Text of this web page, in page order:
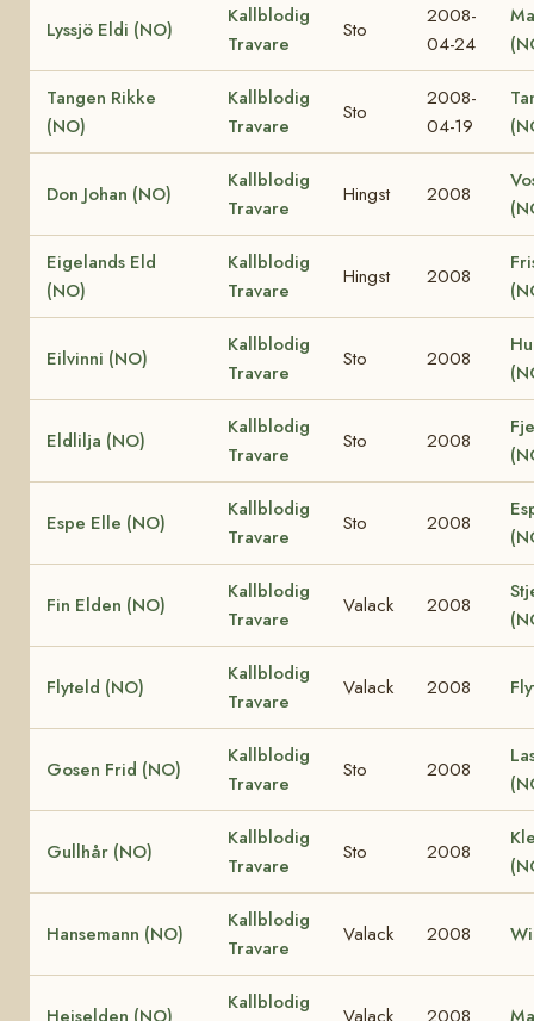
Lyssjö Eldi (NO)
Kallblodig
Travare
Sto
2008-
04-24
Tangen Rikke
(NO)
Kallblodig
Travare
Sto
2008-
04-19
Don Johan (NO)
Kallblodig
Travare
Hingst 2008
Eigelands Eld
(NO)
Kallblodig
Travare
Hingst 2008
Eilvinni (NO)
Kallblodig
Travare
Sto 2008
Eldlilja (NO)
Kallblodig
Travare
Sto 2008
Espe Elle (NO)
Kallblodig
Travare
Sto 2008
Fin Elden (NO)
Kallblodig
Travare
Valack 2008
Flyteld (NO)
Kallblodig
Travare
Valack 2008
Gosen Frid (NO)
Kallblodig
Travare
Sto 2008
Gullhår (NO)
Kallblodig
Travare
Sto 2008
Hansemann (NO)
Kallblodig
Travare
Valack 2008
Heiselden (NO)
Kallblodig
Valack 2008